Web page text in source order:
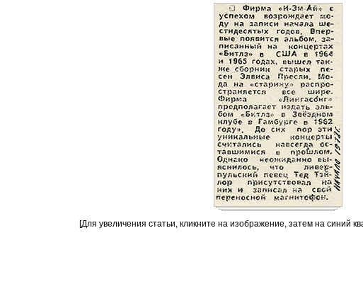
[Для увеличения статьи, кликните на изображение, затем на синий